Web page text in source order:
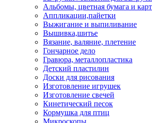
Альбомы, цветная бумага и
Аппликации,пайетки
Выжигание и выпиливание
Вышивка,шитье
Вязание, валяние, плетение
Гончарное дело
Гравюра, металлопластика
Детский пластилин
Доски для рисования
Изготовление игрушек
Изготовление свечей
Кинетический песок
Кормушка для птиц
Микроскопы